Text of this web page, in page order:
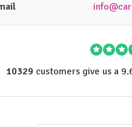
10329customers give us a